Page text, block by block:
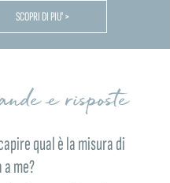
SCOPRI DI PIU' >
e risposte
qual è la misura di
me?